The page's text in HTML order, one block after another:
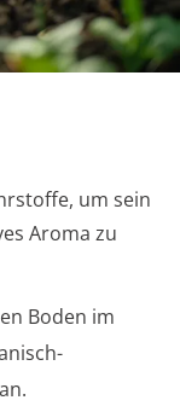
um sein
Aroma zu
Boden im